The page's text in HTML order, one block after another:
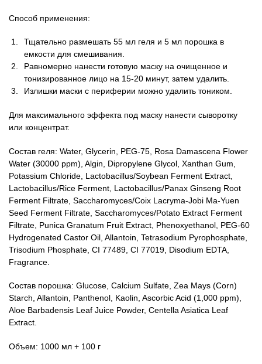
Способ применения:
Тщательно размешать 55 мл геля и 5 мл порошка в
емкости для смешивания.
Равномерно нанести готовую маску на очищенное и
тонизированное лицо на 15-20 минут, затем удалить.
Излишки маски с периферии можно удалить тоником.
Для максимального эффекта под маску нанести сыворотку
или концентрат.
Состав геля: Water, Glycerin, PEG-75, Rosa Damascena Flower
Water (30000 ppm), Algin, Dipropylene Glycol, Xanthan Gum,
Potassium Chloride, Lactobacillus/Soybean Ferment Extract,
Lactobacillus/Rice Ferment, Lactobacillus/Panax Ginseng Root
Ferment Filtrate, Saccharomyces/Coix Lacryma-Jobi Ma-Yuen
Seed Ferment Filtrate, Saccharomyces/Potato Extract Ferment
Filtrate, Punica Granatum Fruit Extract, Phenoxyethanol, PEG-60
Hydrogenated Castor Oil, Allantoin, Tetrasodium Pyrophosphate,
Trisodium Phosphate, CI 77489, CI 77019, Disodium EDTA,
Fragrance.
Состав порошка: Glucose, Calcium Sulfate, Zea Mays (Corn)
Starch, Allantoin, Panthenol, Kaolin, Ascorbic Acid (1,000 ppm),
Aloe Barbadensis Leaf Juice Powder, Centella Asiatica Leaf
Extract.
Объем: 1000 мл + 100 г